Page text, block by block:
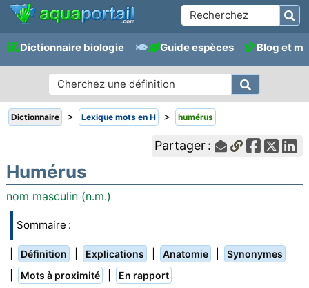
Dictionnaire biologie Guide espèces Blog et
Dictionnaire > Lexique mots en H > humérus
Partager :
Humérus
nom masculin (n.m.)
Sommaire :
Définition Explications Anatomie Synonymes
Mots à proximité En rapport